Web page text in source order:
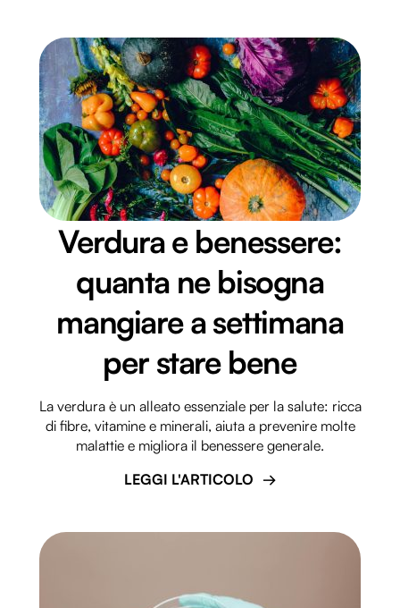
Verdura e benessere:
quanta ne bisogna
mangiare a settimana
per stare bene
La verdura è un alleato essenziale per la salute: ricca
di fibre, vitamine e minerali, aiuta a prevenire molte
malattie e migliora il benessere generale.
LEGGI L'ARTICOLO